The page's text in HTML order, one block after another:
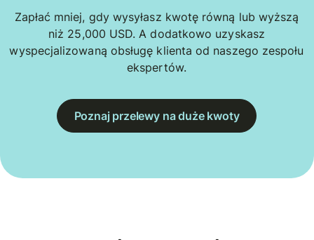
Zapłać mniej, gdy wysyłasz kwotę równą lub wyższą
niż 25,000 USD. A dodatkowo uzyskasz
wyspecjalizowaną obsługę klienta od naszego zespołu
ekspertów.
Poznaj przelewy na duże kwoty